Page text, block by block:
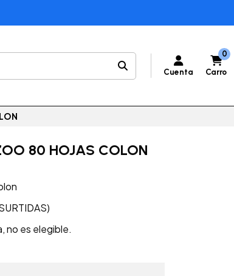
Cuenta
0
Carro
80 HOJAS COLON
no es elegible.